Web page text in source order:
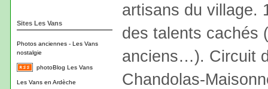
Sites Les Vans
Photos anciennes - Les Vans
nostalgie
photoBlog Les Vans
Les Vans en Ardèche
artisans du village.
des talents cachés
anciens…). Circuit
Chandolas-